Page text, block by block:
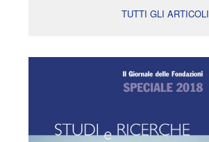
TUTTI GLI ARTICOLI